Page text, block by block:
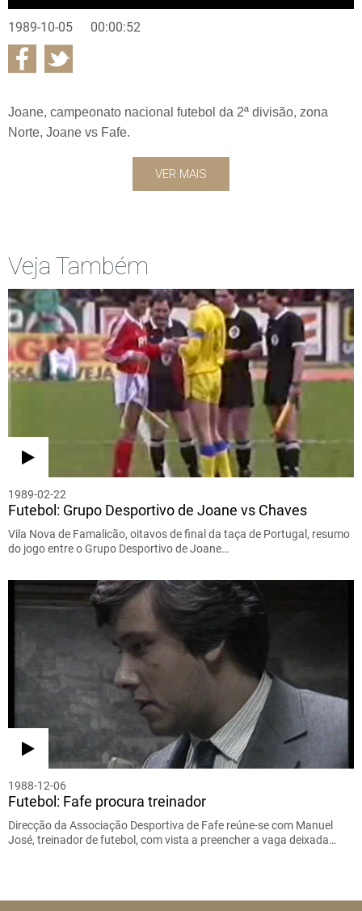
1989-10-05 00:00:52
Joane, campeonato nacional futebol da 2ª divisão, zona
Norte, Joane vs Fafe.
VER MAIS
Veja Também
1989-02-22
Futebol: Grupo Desportivo de Joane vs Chaves
Vila Nova de Famalicão, oitavos de final da taça de Portugal, resumo
do jogo entre o Grupo Desportivo de Joane…
1988-12-06
Futebol: Fafe procura treinador
Direcção da Associação Desportiva de Fafe reúne-se com Manuel
José, treinador de futebol, com vista a preencher a vaga deixada…